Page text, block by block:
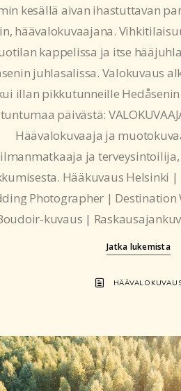
kesällä aivan ihastuttavan
häävalokuvaajana.
kappelissa ja itse
juhlasalissa. Valokuvaus
illan pikkutunneille
tuntumaa päivästä:
Häävalokuvaaja ja
ja
Hääkuvaus Helsinki
Photographer | Destination
kuvaus |
Jatka lukemista